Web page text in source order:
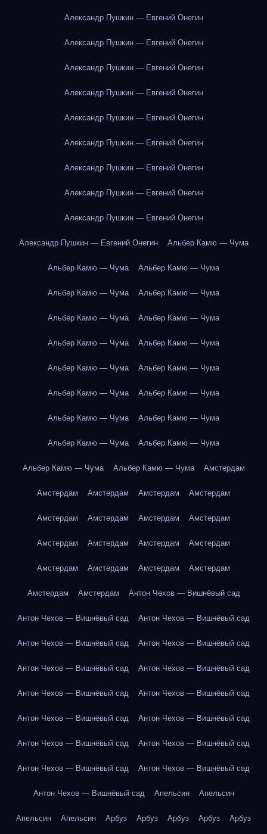
Александр Пушкин — Евгений Онегин
Александр Пушкин — Евгений Онегин
Александр Пушкин — Евгений Онегин
Александр Пушкин — Евгений Онегин
Александр Пушкин — Евгений Онегин
Александр Пушкин — Евгений Онегин
Александр Пушкин — Евгений Онегин
Александр Пушкин — Евгений Онегин
Александр Пушкин — Евгений Онегин
Александр Пушкин — Евгений Онегин Альбер Камю — Чума
Альбер Камю — Чума Альбер Камю — Чума
Альбер Камю — Чума Альбер Камю — Чума
Альбер Камю — Чума Альбер Камю — Чума
Альбер Камю — Чума Альбер Камю — Чума
Альбер Камю — Чума Альбер Камю — Чума
Альбер Камю — Чума Альбер Камю — Чума
Альбер Камю — Чума Альбер Камю — Чума
Альбер Камю — Чума Альбер Камю — Чума
Альбер Камю — Чума Альбер Камю — Чума Амстердам
Амстердам Амстердам Амстердам Амстердам
Амстердам Амстердам Амстердам Амстердам
Амстердам Амстердам Амстердам Амстердам
Амстердам Амстердам Амстердам Амстердам
Амстердам Амстердам Антон Чехов — Вишнёвый сад
Антон Чехов — Вишнёвый сад Антон Чехов — Вишнёвый сад
Антон Чехов — Вишнёвый сад Антон Чехов — Вишнёвый сад
Антон Чехов — Вишнёвый сад Антон Чехов — Вишнёвый сад
Антон Чехов — Вишнёвый сад Антон Чехов — Вишнёвый сад
Антон Чехов — Вишнёвый сад Антон Чехов — Вишнёвый сад
Антон Чехов — Вишнёвый сад Антон Чехов — Вишнёвый сад
Антон Чехов — Вишнёвый сад Антон Чехов — Вишнёвый сад
Антон Чехов — Вишнёвый сад Апельсин Апельсин
Апельсин Апельсин Арбуз Арбуз Арбуз Арбуз Арбуз